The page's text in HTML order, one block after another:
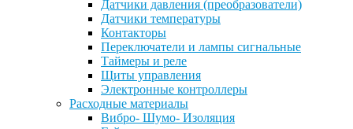
Датчики давления (преобразователи)
Датчики температуры
Контакторы
Переключатели и лампы сигнальные
Таймеры и реле
Щиты управления
Электронные контроллеры
Расходные материалы
Вибро- Шумо- Изоляция